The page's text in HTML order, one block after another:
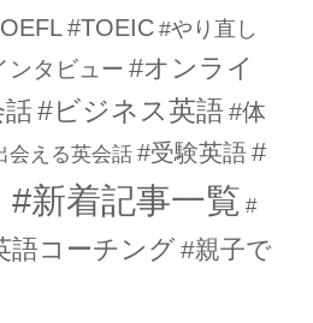
#TOEIC #やり直し
ンタビュー #オンライ
話 #ビジネス英語#体
会える英会話 #受験英語#
#新着記事一覧 #
語コーチング#親子で